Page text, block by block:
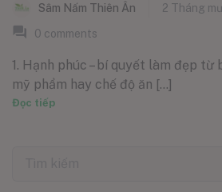
Sâm Nấm Thiên Ân
2 Tháng
0 comments
1. Hạnh phúc – bí quyết làm đẹp từ
mỹ phẩm hay chế độ ăn [...]
Đọc tiếp